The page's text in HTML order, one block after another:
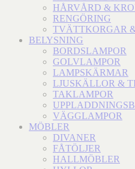
HÅRVÅRD &
RENGÖRING
TVÄTTKORGAR
BELYSNING
BORDSLAMPOR
GOLVLAMPOR
LAMPSKÄRMAR
LJUSKÄLLOR &
TAKLAMPOR
VÄGGLAMPOR
MÖBLER
DIVANER
FÅTÖLJER
HALLMÖBLER